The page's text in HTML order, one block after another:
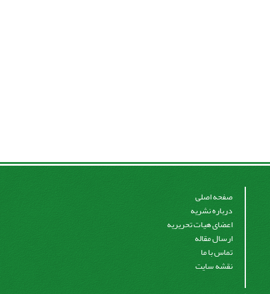
صفحه اصلی
درباره نشریه
اعضای هیات تحریریه
ارسال مقاله
تماس با ما
نقشه سایت